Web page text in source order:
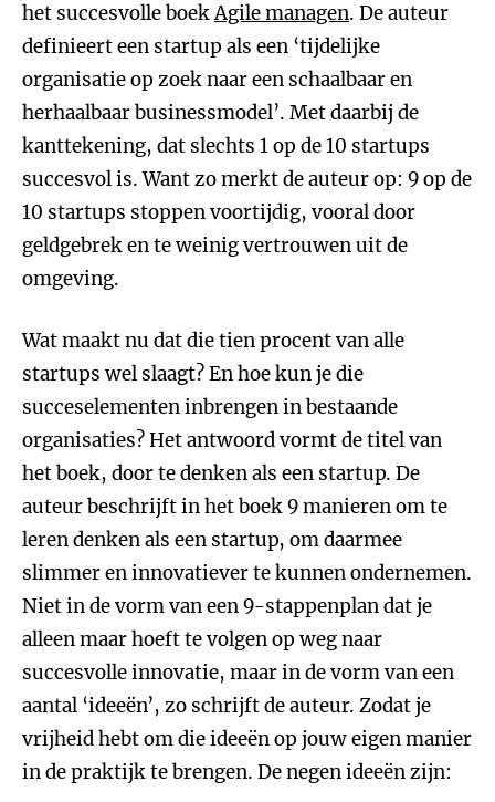
het succesvolle boekAgile managen. De auteur
definieert een startup als een ‘tijdelijke
organisatie op zoek naar een schaalbaar en
herhaalbaar businessmodel’. Met daarbij de
kanttekening, dat slechts 1 op de 10 startups
succesvol is. Want zo merkt de auteur op: 9 op de
10 startups stoppen voortijdig, vooral door
geldgebrek en te weinig vertrouwen uit de
omgeving.
Wat maakt nu dat die tien procent van alle
startups wel slaagt? En hoe kun je die
succeselementen inbrengen in bestaande
organisaties? Het antwoord vormt de titel van
het boek, door te denken als een startup. De
auteur beschrijft in het boek 9 manieren om te
leren denken als een startup, om daarmee
slimmer en innovatiever te kunnen ondernemen.
Niet in de vorm van een 9-stappenplan dat je
alleen maar hoeft te volgen op weg naar
succesvolle innovatie, maar in de vorm van een
aantal ‘ideeën’, zo schrijft de auteur. Zodat je
vrijheid hebt om die ideeën op jouw eigen manier
in de praktijk te brengen. De negen ideeën zijn: